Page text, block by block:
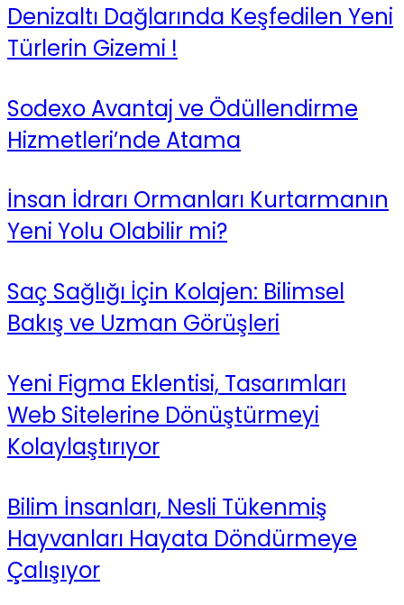
Denizaltı Dağlarında Keşfedilen Yeni
Türlerin Gizemi !
Sodexo Avantaj ve Ödüllendirme
Hizmetleri’nde Atama
İnsan İdrarı Ormanları Kurtarmanın
Yeni Yolu Olabilir mi?
Saç Sağlığı İçin Kolajen: Bilimsel
Bakış ve Uzman Görüşleri
Yeni Figma Eklentisi, Tasarımları
Web Sitelerine Dönüştürmeyi
Kolaylaştırıyor
Bilim İnsanları, Nesli Tükenmiş
Hayvanları Hayata Döndürmeye
Çalışıyor